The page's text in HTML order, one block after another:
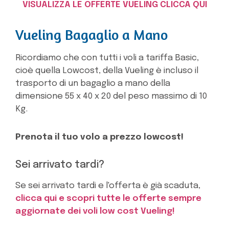
VISUALIZZA LE OFFERTE VUELING CLICCA QUI
Vueling Bagaglio a Mano
Ricordiamo che con tutti i voli a tariffa Basic,
cioè quella Lowcost, della Vueling è incluso il
trasporto di un bagaglio a mano della
dimensione 55 x 40 x 20 del peso massimo di 10
Kg.
Prenota il tuo volo a prezzo lowcost!
Sei arrivato tardi?
Se sei arrivato tardi e l'offerta è già scaduta,
clicca qui e scopri tutte le offerte sempre
aggiornate dei voli low cost Vueling!